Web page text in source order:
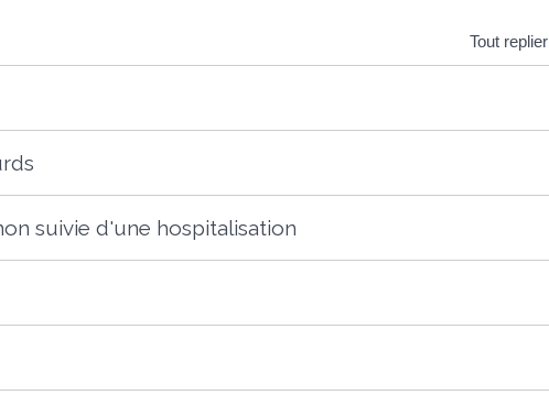
Tout replier
suivie d'une hospitalisation